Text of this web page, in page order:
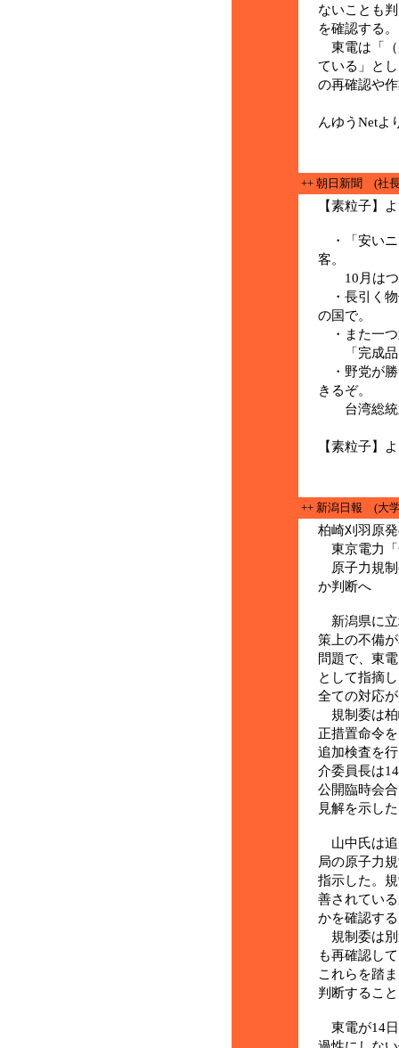
ないことも
を確認する。
東電は「（
ている」と
の再確認や
んゆうNetよ
++ 朝日新聞 (社
【素粒子】
・「安いニ
客。
10月はつ
・長引く物
の国で。
・また一つ
「完成品
・野党が勝
きるぞ。
台湾総統
【素粒子】
++ 新潟日報 (大
柏崎刈羽原
東京電力「
原子力規制
か判断へ
新潟県に立
策上の不備
問題で、東
として指摘
全ての対応
規制委は柏
正措置命令
追加検査を
介委員長は
公開臨時会
見解を示し
山中氏は追
局の原子力
指示した。
善されてい
かを確認す
規制委は別
も再確認し
これらを踏
判断するこ
東電が14日